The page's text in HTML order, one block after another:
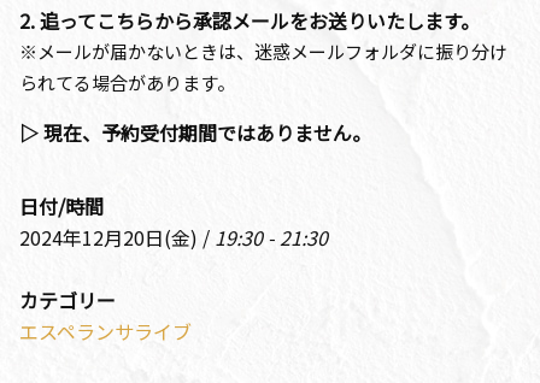
2. 追ってこちらから承認メールをお送りいたします。
※メールが届かないときは、迷惑メールフォルダに振り分け
られてる場合があります。
▷ 現在、予約受付期間ではありません。
日付/時間
2024年12月20日(金) / 19:30 - 21:30
カテゴリー
エスペランサライブ